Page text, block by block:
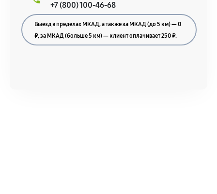
+7 (800) 100-46-68
Выезд в пределах МКАД, а также за МКАД (до 5 км) — 0
₽, за МКАД (больше 5 км) — клиент оплачивает 250 ₽.